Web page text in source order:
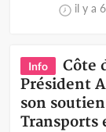
il y a
Info
Côte
Président
son
Transports